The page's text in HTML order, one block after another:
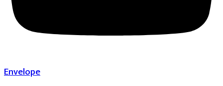
Envelope